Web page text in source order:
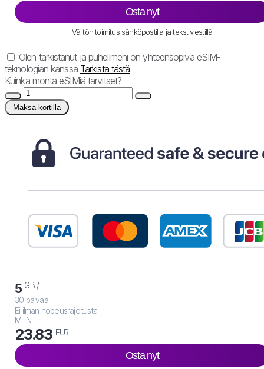
Osta nyt
Välitön toimitus sähköpostilla ja tekstiviestillä
Olen tarkistanut ja puhelimeni on yhteensopiva eSIM-
teknologian kanssa Tarkista tästä
Kuinka monta eSIMiä tarvitset?
Maksa kortilla
5 GB /
30 päivää
Ei ilman nopeusrajoitusta
MTN
23.83 EUR
Osta nyt